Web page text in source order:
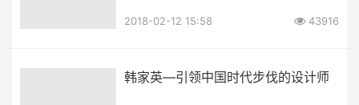
2018-02-12 15:58 43916
韩家英—引领中国时代步伐的设计师